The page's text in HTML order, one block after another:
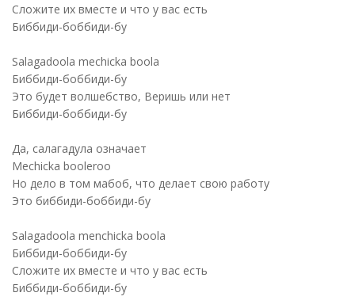
Сложите их вместе и что у вас есть
Биббиди-боббиди-бу
Salagadoola mechicka boola
Биббиди-боббиди-бу
Это будет волшебство, Веришь или нет
Биббиди-боббиди-бу
Да, салагадула означает
Mechicka booleroo
Но дело в том мабоб, что делает свою работу
Это биббиди-боббиди-бу
Salagadoola menchicka boola
Биббиди-боббиди-бу
Сложите их вместе и что у вас есть
Биббиди-боббиди-бу